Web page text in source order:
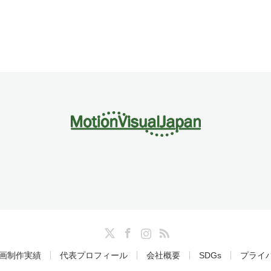
RSS
制作実績 代表プロフィール 会社概要 SDGs プライ